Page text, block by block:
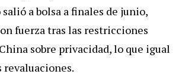
a bolsa a finales de junio,
fuerza tras las restricciones
sobre privacidad, lo que igual
revaluaciones.